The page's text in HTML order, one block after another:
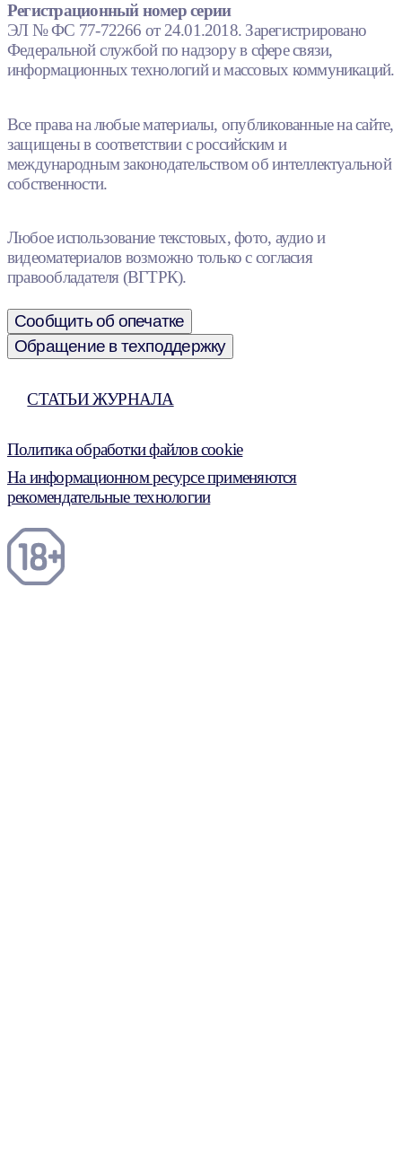
Регистрационный номер серии
ЭЛ № ФС 77-72266 от 24.01.2018. Зарегистрировано
Федеральной службой по надзору в сфере связи,
информационных технологий и массовых коммуникаций.
Все права на любые материалы, опубликованные на сайте,
защищены в соответствии с российским и
международным законодательством об интеллектуальной
собственности.
Любое использование текстовых, фото, аудио и
видеоматериалов возможно только с согласия
правообладателя (ВГТРК).
Сообщить об опечатке
Обращение в техподдержку
СТАТЬИ ЖУРНАЛА
Политика обработки файлов cookie
На информационном ресурсе применяются
рекомендательные технологии